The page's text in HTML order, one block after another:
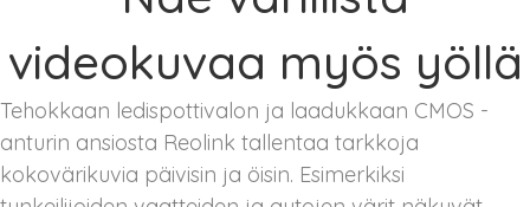
videokuvaa myös yöllä
Tehokkaan ledispottivalon ja laadukkaan CMOS -
anturin ansiosta Reolink tallentaa tarkkoja
kokovärikuvia päivisin ja öisin. Esimerkiksi